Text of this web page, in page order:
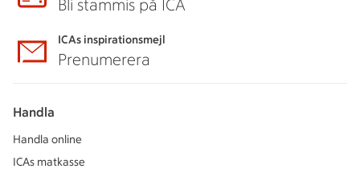
Bli stammis på ICA
ICAs inspirationsmejl
Prenumerera
Handla
Handla online
ICAs matkasse